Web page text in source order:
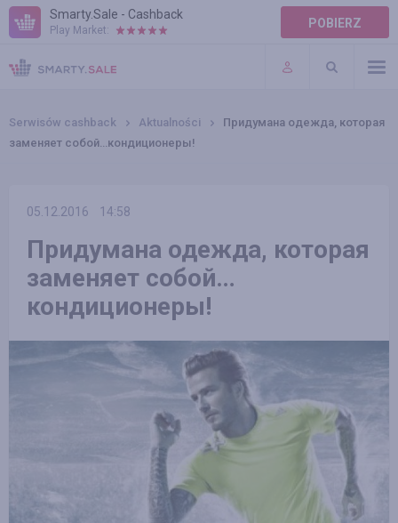
Smarty.Sale - Cashback
Play Market: POBIERZ
POMOC
WARUNKI
Serwisów cashback Aktualności
Придумана одежда, которая
заменяет собой…кондиционеры!
05.12.2016 14:58
Придумана одежда, которая
заменяет собой…
кондиционеры!